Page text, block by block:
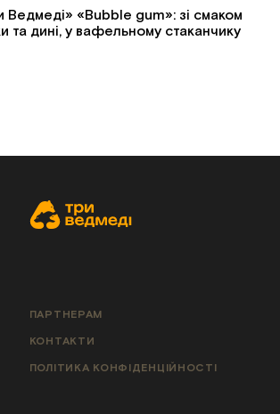
«Bubble gum»: зі смаком
та дині, у вафельному стаканчику
ПАРТНЕРАМ
КОНТАКТИ
ПОЛІТИКА КОНФІДЕНЦІЙНОСТІ